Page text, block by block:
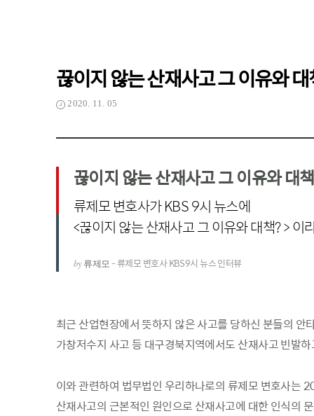
끊이지 않는 산재사고 그 이유와
2020. 11. 05
끊이지 않는 산재사고 그 이유와 대
류제모 변호사가 KBS 9시 뉴스에
<끊이지 않는 산재사고 그 이유와 대책? >
by 류제모 - 류제모 변호사 KBS9시 뉴스 인터뷰
최근 산업현장에서 뜻하지 않은 사고를 당하신 분들의
가창저수지 사고 등 대구경북지역에서도 산재사고 빈발
이와 관련하여 법무법인 우리하나로의 류제모 변호사는
산재사고의 근본적인 원인으로 산재사고에 대한 인식의